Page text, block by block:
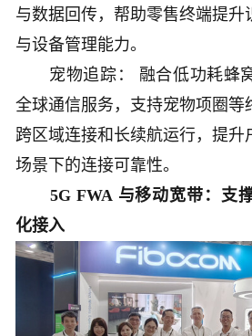
与数据回传，帮助零售终端提升
与设备管理能力。
宠物追踪： 融合低功耗蜂
全球通信服务，支持宠物项圈等
跨区域连接和长续航运行，提升
场景下的连接可靠性。
5G FWA 与移动宽带：支
化接入